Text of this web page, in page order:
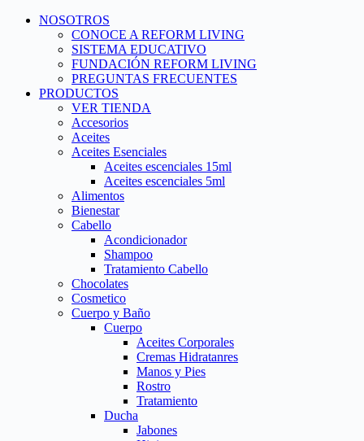
NOSOTROS
CONOCE A REFORM LIVING
SISTEMA EDUCATIVO
FUNDACIÓN REFORM LIVING
PREGUNTAS FRECUENTES
PRODUCTOS
VER TIENDA
Accesorios
Aceites
Aceites Esenciales
Aceites escenciales 15ml
Aceites escenciales 5ml
Alimentos
Bienestar
Cabello
Acondicionador
Shampoo
Tratamiento Cabello
Chocolates
Cosmetico
Cuerpo y Baño
Cuerpo
Aceites Corporales
Cremas Hidratanres
Manos y Pies
Rostro
Tratamiento
Ducha
Jabones